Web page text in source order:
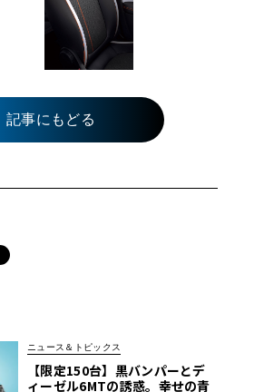
記事にもどる
ニュース＆トピックス
【限定150台】黒バンパーとデ
ィーゼル6MTの誘惑。幸せの青